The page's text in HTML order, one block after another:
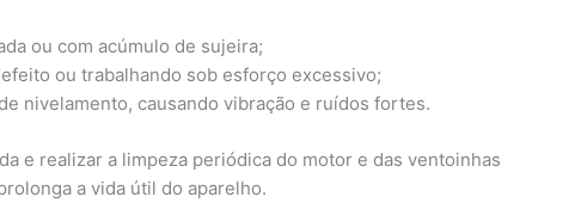
ou com acúmulo de sujeira;
ou trabalhando sob esforço excessivo;
nivelamento, causando vibração e ruídos fortes.
e realizar a limpeza periódica do motor e das ventoinhas
a vida útil do aparelho.